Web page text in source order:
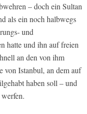
– doch ein Sultan
als ein noch halbwegs
und
hatte und ihn auf freien
an den von ihm
von Istanbul, an dem auf
haben soll – und